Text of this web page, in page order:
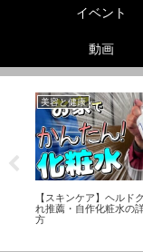
イベント
動画
美容と健康
【スキンケア】ヘルド
れ推薦・自作化粧水の
方